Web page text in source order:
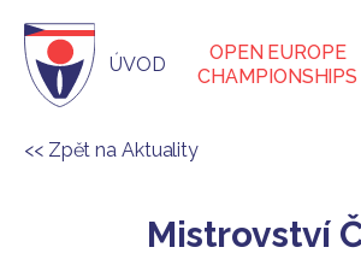
ÚVOD
OPEN EUROPE
CHAMPIONSHIPS
<< Zpět na Aktuality
Mistrovství